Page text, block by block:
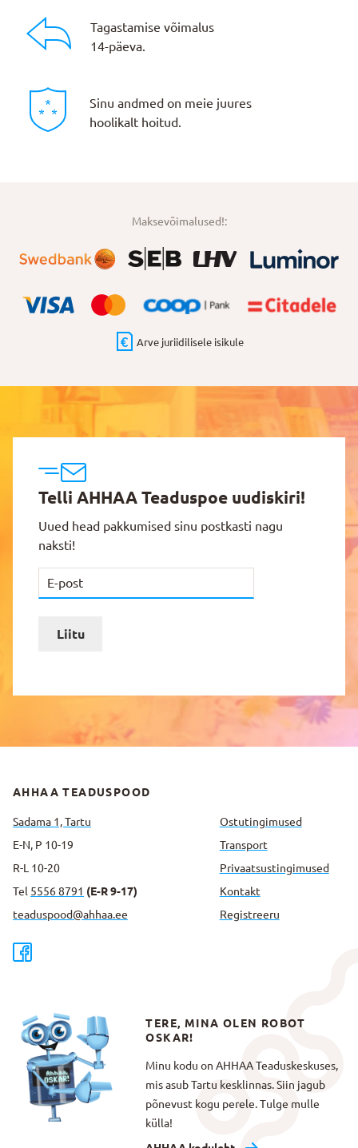
Tagastamise võimalus
14-päeva.
Sinu andmed on meie juures
hoolikalt hoitud.
Maksevõimalused!:
Arve juriidilisele isikule
Telli AHHAA Teaduspoe uudiskiri!
Uued head pakkumised sinu postkasti nagu
naksti!
Liitu
AHHAA TEADUSPOOD
Sadama 1, Tartu
E-N, P 10-19
R-L 10-20
Tel 5556 8791 (E-R 9-17)
teaduspood@ahhaa.ee
Ostutingimused
Transport
Privaatsus­tingimused
Kontakt
Registreeru
TERE, MINA OLEN ROBOT
OSKAR!
Minu kodu on AHHAA Teaduskeskuses,
mis asub Tartu kesklinnas. Siin jagub
põnevust kogu perele. Tulge mulle
külla!